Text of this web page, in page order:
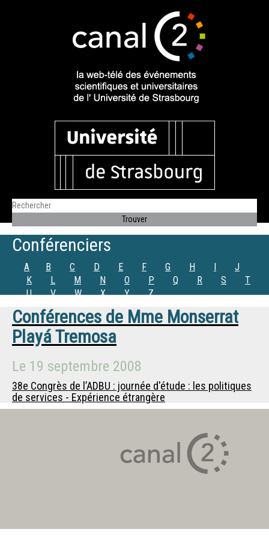
Conférenciers
A B C D E F G H I
J
K
L M N O P Q R S
T
U
V W X Y Z
Conférences de Mme Monserrat
Playá Tremosa
Le 19 septembre 2008
38e Congrès de l’ADBU : journée d'étude : les politiques
de services - Expérience étrangère